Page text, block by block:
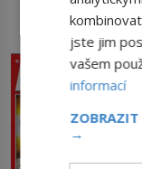
PRÁVĚ V
jste jim
vašem
informací
ZOBRAZIT
→